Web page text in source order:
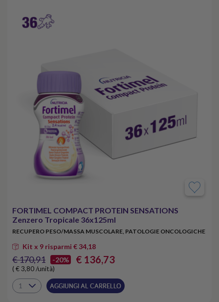
FORTIMEL COMPACT PROTEIN SENSATIONS
Zenzero Tropicale 36x125ml
RECUPERO PESO/MASSA MUSCOLARE, PATOLOGIE ONCOLOGICHE
Kit x 9 risparmi € 34,18
€ 170,91 -20% € 136,73
( € 3,80 /unità)
AGGIUNGI AL CARRELLO